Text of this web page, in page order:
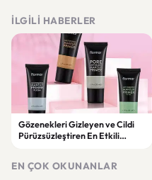
İLGILI HABERLER
Gözenekleri Gizleyen ve Cildi
Pürüzsüzleştiren En Etkili
EN ÇOK OKUNANLAR